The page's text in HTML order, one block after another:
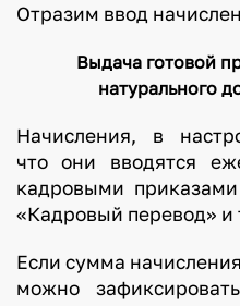
Отразим ввод
Выдача готовой
натурального
Начисления, в
что они вводятся
кадровыми
«Кадровый перевод» и
Если сумма
можно